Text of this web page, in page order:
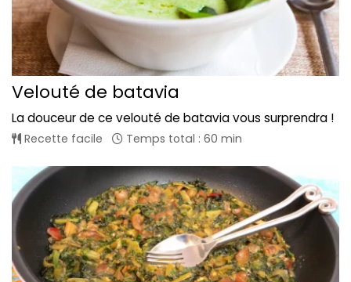
Velouté de batavia
La douceur de ce velouté de batavia vous surprendra !
Recette facile Temps total : 60 min